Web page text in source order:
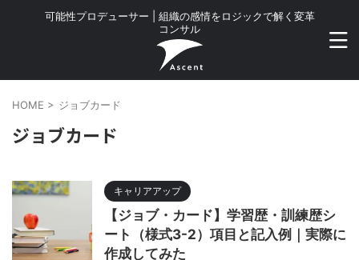
可能性プロデューサー | 組織の感情をロジックで解く変革
コンサル
HOME > ジョブカード
ジョブカード
キャリアアップ
【ジョブ・カード】学習歴・訓練歴シ
ート（様式3-2）項目と記入例｜実際に
作成してみた